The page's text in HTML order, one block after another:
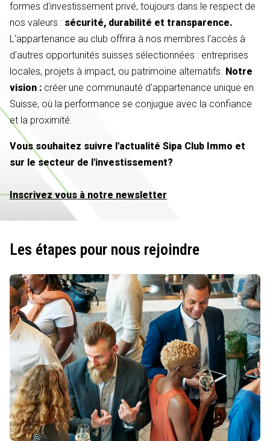
formes d'investissement privé, toujours dans le respect de
nos valeurs : sécurité, durabilité et transparence.
L'appartenance au club offrira à nos membres l'accès à
d'autres opportunités suisses sélectionnées : entreprises
locales, projets à impact, ou patrimoine alternatifs. Notre
vision : créer une communauté d'appartenance unique en
Suisse, où la performance se conjugue avec la confiance
et la proximité.
Vous souhaitez suivre l'actualité Sipa Club Immo et
sur le secteur de l'investissement?
Inscrivez vous à notre newsletter
Les étapes pour nous rejoindre